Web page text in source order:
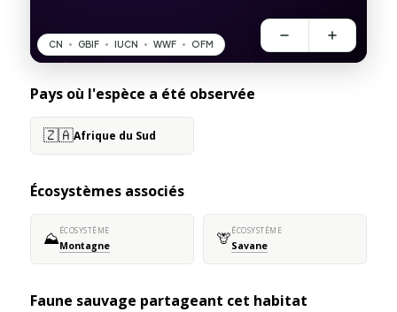
Pays où l'espèce a été observée
🇿🇦Afrique du Sud
Écosystèmes associés
⛰️ÉCOSYSTÈME
Montagne 🦒ÉCOSYSTÈME
Savane
Faune sauvage partageant cet habitat